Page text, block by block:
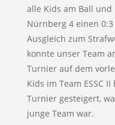
alle Kids am Ball und
Nürnberg 4 einen
Ausgleich zum
konnte unser Team
Turnier auf dem
Kids im Team ESSC
Turnier gesteigert,
junge Team war.